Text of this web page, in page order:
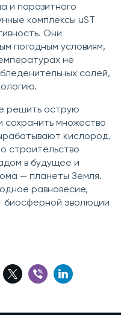
и паразитного
комплексы uST
Они
погодным условиям,
не
солей,
решить острую
сохранить множество
кислород.
строительство
в будущее и
— планеты Земля.
равновесие,
биосферной эволюции